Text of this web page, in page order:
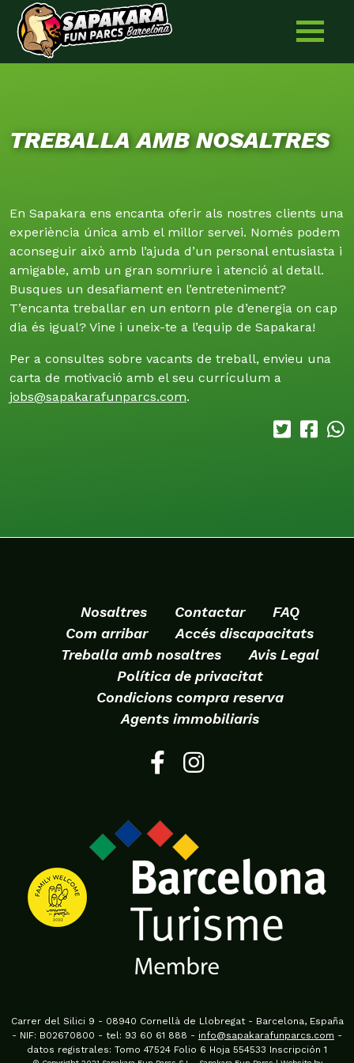
Skip
to
content
TREBALLA AMB NOSALTRES
En Sapakara ens encanta oferir als nostres clients una
experiència única amb el millor servei. Només podem
aconseguir això amb l’ajuda d’un personal entusiasta i
amigable, amb un gran somriure i atenció al detall.
Busques un desafiament en l’entreteniment?
T’encanta treballar en un entorn ple d’energia on cap
dia és igual? Vine i uneix-te a l’equip de Sapakara!
Per a consultes sobre vacants de treball, envieu una
carta de motivació amb el seu currículum a
jobs@sapakarafunparcs.com.
Nosaltres Contactar
FAQ
Com arribar
Accés discapacitats
Treballa amb nosaltres
Avis Legal
Política de privacitat
Condicions compra reserva
Agents immobiliaris
Carrer del Silici 9 - 08940 Cornellà de Llobregat - Barcelona, España
- NIF: B02670800 - tel: 93 60 61 888 - info@sapakarafunparcs.com -
datos registrales: Tomo 47524 Folio 6 Hoja 554533 Inscripción 1